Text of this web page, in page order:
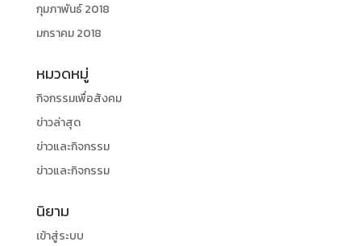
กุมภาพันธ์ 2018
มกราคม 2018
หมวดหมู่
กิจกรรมเพื่อสังคม
ข่าวล่าสุด
ข่าวและกิจกรรม
ข่าวและกิจกรรม
นิยาม
เข้าสู่ระบบ